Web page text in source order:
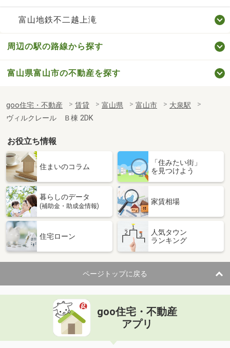
富山地鉄不二越上滝
周辺の駅の路線から探す
富山県富山市の不動産を探す
goo住宅・不動産 賃貸 富山県 富山市
大泉駅
ヴィルクレール Ｂ棟 2DK
お役立ち情報
住まいのコラム
「住みたい街」
を見つけよう
暮らしのデータ
(補助金・助成金情報)
家賃相場
住宅ローン
人気タウン
ランキング
ページトップに戻る
goo住宅・不動産
アプリ